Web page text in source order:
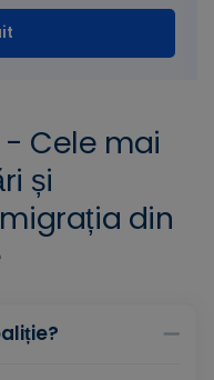
Cele mai
și
din